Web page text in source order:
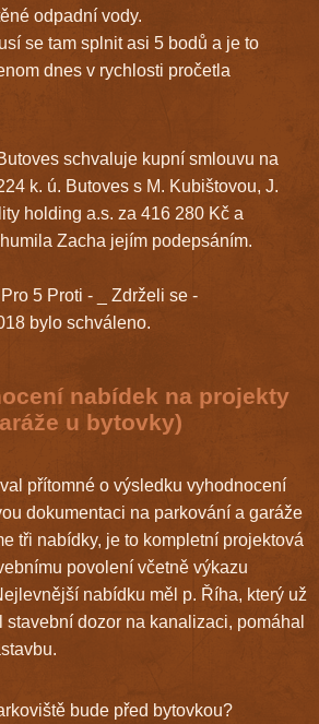
odpadní vody.
se tam splnit asi 5 bodů a je to
dnes v rychlosti pročetla
schvaluje kupní smlouvu na
k. ú. Butoves s M. Kubištovou, J.
holding a.s. za 416 280 Kč a
Zacha jejím podepsáním.
5 Proti - _ Zdrželi se -
bylo schváleno.
nabídek na projekty
u bytovky)
přítomné o výsledku vyhodnocení
dokumentaci na parkování a garáže
tři nabídky, je to kompletní projektová
povolení včetně výkazu
nabídku měl p. Říha, který už
dozor na kanalizaci, pomáhal
bude před bytovkou?